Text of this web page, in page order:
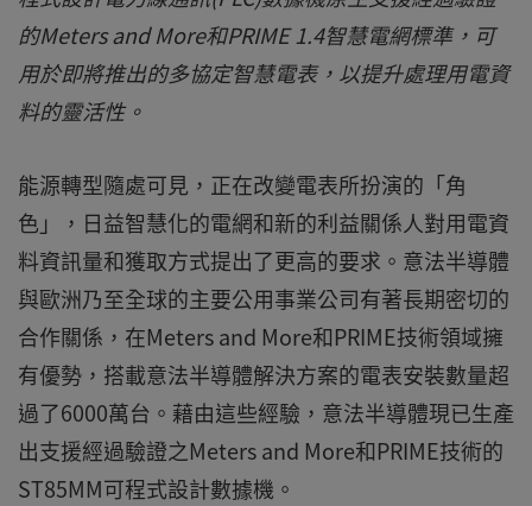
的Meters and More和PRIME 1.4智慧電網標準，可
用於即將推出的多協定智慧電表，以提升處理用電資
料的靈活性。
能源轉型隨處可見，正在改變電表所扮演的「角
色」，日益智慧化的電網和新的利益關係人對用電資
料資訊量和獲取方式提出了更高的要求。意法半導體
與歐洲乃至全球的主要公用事業公司有著長期密切的
合作關係，在Meters and More和PRIME技術領域擁
有優勢，搭載意法半導體解決方案的電表安裝數量超
過了6000萬台。藉由這些經驗，意法半導體現已生產
出支援經過驗證之Meters and More和PRIME技術的
ST85MM可程式設計數據機。